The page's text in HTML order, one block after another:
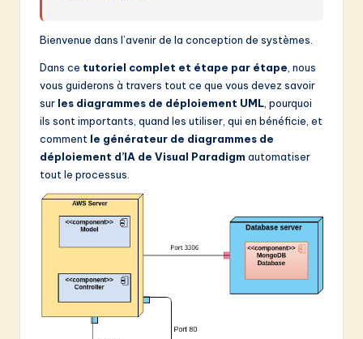
w
Bienvenue dans l’avenir de la conception de systèmes.
Dans ce tutoriel complet et étape par étape , nous
vous guiderons à travers tout ce que vous devez savoir
sur les diagrammes de déploiement UML , pourquoi
ils sont importants, quand les utiliser, qui en bénéficie, et
comment le générateur de diagrammes de
déploiement d’IA de Visual Paradigm automatiser
tout le processus.